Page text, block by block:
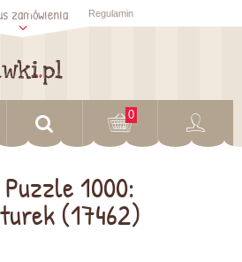
status
zamówienia Regulamin
0
1000:
(17462)